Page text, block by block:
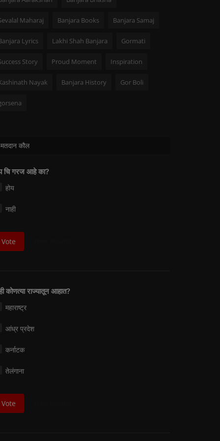
Maharaj Banjara Books Banjara Samaj
Lyrics Lakhi Shah Banjara Gormati
Story Proud Moment Inspiration
Nayak Banjara History Gor Boli
मतदान कौल
चि गरज आहे का?
होय
नाही
Vote
कोणत्या राज्यातून आहात?
महाराष्ट्र
आंध्र प्रदेश
कर्नाटक
तेलंगाना
Vote